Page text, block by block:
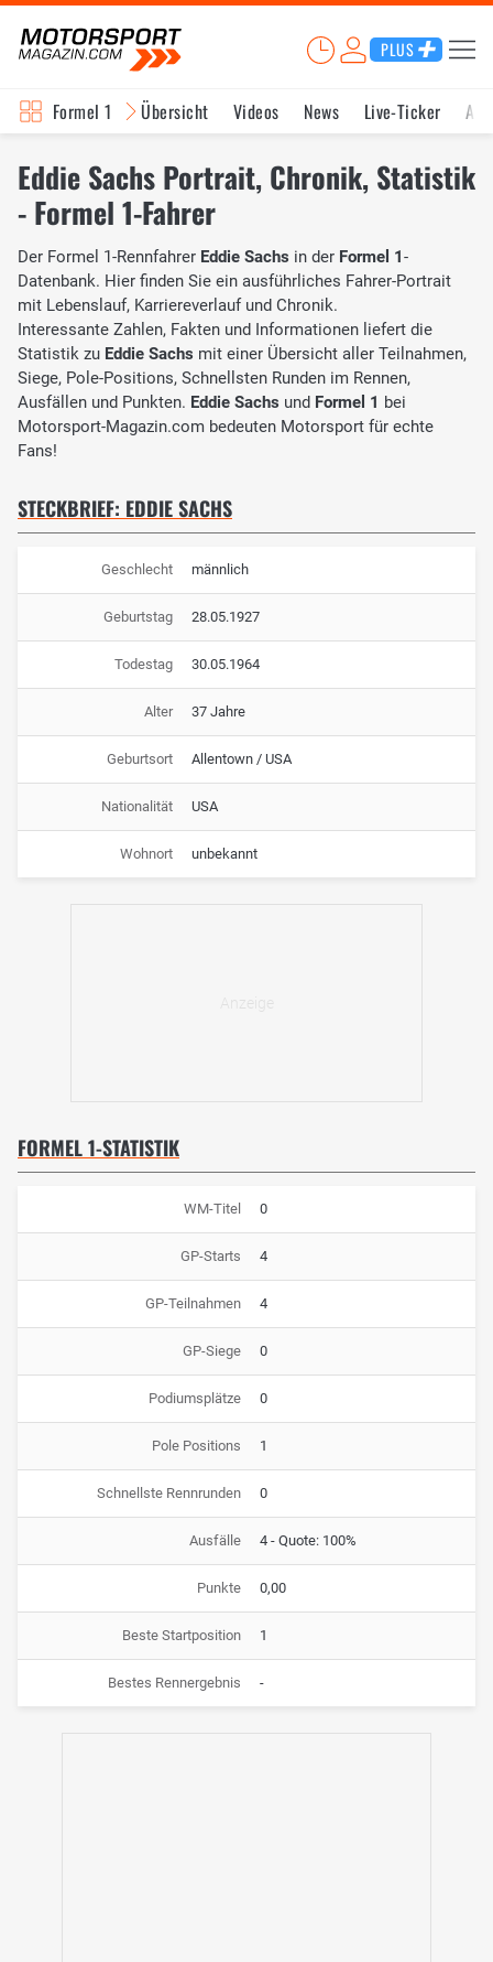
PLUS
Formel 1 Übersicht Videos News Live-Ticker
Eddie Sachs Portrait, Chronik, Statistik
- Formel 1-Fahrer
Der Formel 1-Rennfahrer Eddie Sachs in der Formel 1-
Datenbank. Hier finden Sie ein ausführliches Fahrer-Portrait
mit Lebenslauf, Karriereverlauf und Chronik.
Interessante Zahlen, Fakten und Informationen liefert die
Statistik zu Eddie Sachs mit einer Übersicht aller Teilnahmen,
Siege, Pole-Positions, Schnellsten Runden im Rennen,
Ausfällen und Punkten. Eddie Sachs und Formel 1 bei
Motorsport-Magazin.com bedeuten Motorsport für echte
Fans!
STECKBRIEF: EDDIE SACHS
Geschlecht männlich
Geburtstag 28.05.1927
Todestag 30.05.1964
Alter 37 Jahre
Geburtsort Allentown / USA
Nationalität USA
Wohnort unbekannt
FORMEL 1-STATISTIK
WM-Titel 0
GP-Starts 4
GP-Teilnahmen 4
GP-Siege 0
Podiumsplätze 0
Pole Positions 1
Schnellste Rennrunden 0
Ausfälle 4 - Quote: 100%
Punkte 0,00
Beste Startposition 1
Bestes Rennergebnis -